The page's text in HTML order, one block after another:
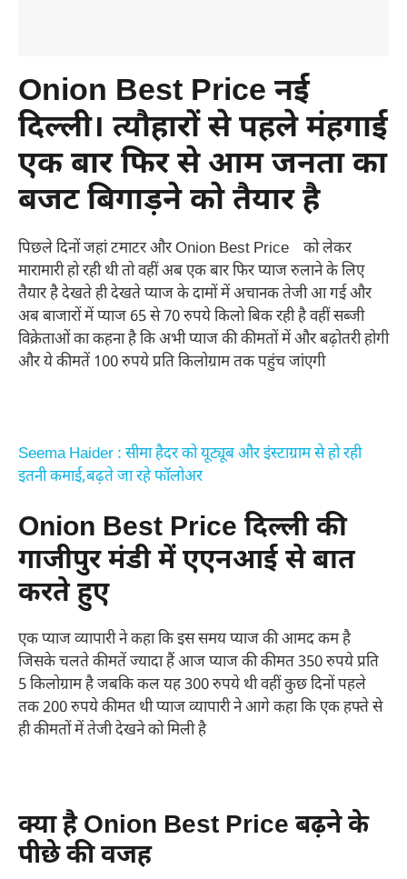
Onion Best Price नई
दिल्ली। त्यौहारों से पहले मंहगाई
एक बार फिर से आम जनता का
बजट बिगाड़ने को तैयार है
पिछले दिनों जहां टमाटर और Onion Best Price को लेकर
मारामारी हो रही थी तो वहीं अब एक बार फिर प्याज रुलाने के लिए
तैयार है देखते ही देखते प्याज के दामों में अचानक तेजी आ गई और
अब बाजारों में प्याज 65 से 70 रुपये किलो बिक रही है वहीं सब्जी
विक्रेताओं का कहना है कि अभी प्याज की कीमतों में और बढ़ोतरी होगी
और ये कीमतें 100 रुपये प्रति किलोग्राम तक पहुंच जांएगी
Seema Haider : सीमा हैदर को यूट्यूब और इंस्टाग्राम से हो रही
इतनी कमाई,बढ़ते जा रहे फॉलोअर
Onion Best Price दिल्ली की
गाजीपुर मंडी में एएनआई से बात
करते हुए
एक प्याज व्यापारी ने कहा कि इस समय प्याज की आमद कम है
जिसके चलते कीमतें ज्यादा हैं आज प्याज की कीमत 350 रुपये प्रति
5 किलोग्राम है जबकि कल यह 300 रुपये थी वहीं कुछ दिनों पहले
तक 200 रुपये कीमत थी प्याज व्यापारी ने आगे कहा कि एक हफ्ते से
ही कीमतों में तेजी देखने को मिली है
क्या है Onion Best Price बढ़ने के
पीछे की वजह